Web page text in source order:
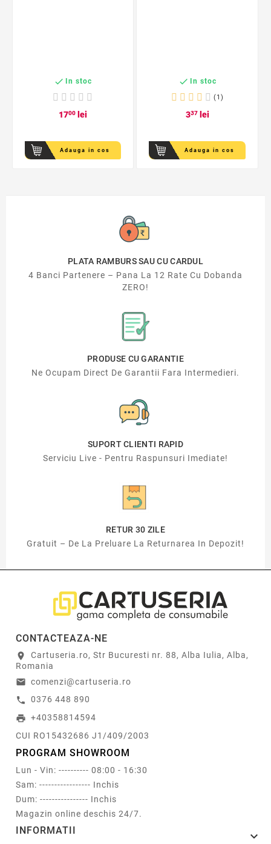
 In stoc
1700lei
Adauga in cos
 In stoc
(1)
337lei
Adauga in cos
PLATA RAMBURS SAU CU CARDUL
4 Banci Partenere – Pana La 12 Rate Cu Dobanda
ZERO!
PRODUSE CU GARANTIE
Ne Ocupam Direct De Garantii Fara Intermedieri.
SUPORT CLIENTI RAPID
Serviciu Live - Pentru Raspunsuri Imediate!
RETUR 30 ZILE
Gratuit – De La Preluare La Returnarea In Depozit!
CONTACTEAZA-NE
location_on
Cartuseria.ro, Str Bucuresti nr. 88, Alba Iulia, Alba,
Romania
email comenzi@cartuseria.ro
call 0376 448 890
print +40358814594
CUI RO15432686 J1/409/2003
PROGRAM SHOWROOM
Lun - Vin: ---------- 08:00 - 16:30
Sam: ----------------- Inchis
Dum: ---------------- Inchis
Magazin online deschis 24/7.
INFORMATII 